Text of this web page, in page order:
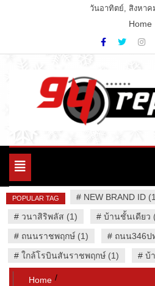
วันอาทิตย์, สิงหาค
Home
94 Report.com
Variety News
Toggle
POPULAR TAG # NEW BRAND ID
# วนาสิริพลัส (1) # บ้านชั้นเดียว
# ถนนราชพฤกษ์ (1) # ถนน346ป
# ใกล้โรบินสันราชพฤกษ์ (1) # บ้
Home